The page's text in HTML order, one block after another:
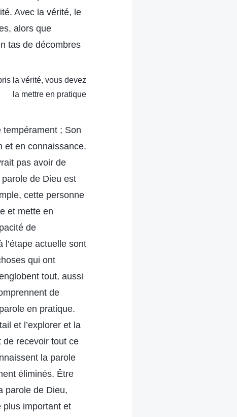
Avec la vérité, le
alors que
tas de décombres
la vérité, vous devez
la mettre en pratique
; Son
et en connaissance.
pas avoir de
de Dieu est
cette personne
et mette en
de
actuelle sont
qui ont
tout, aussi
de
en pratique.
et l’explorer et la
de recevoir tout ce
la parole
éliminés. Être
parole de Dieu,
plus important et